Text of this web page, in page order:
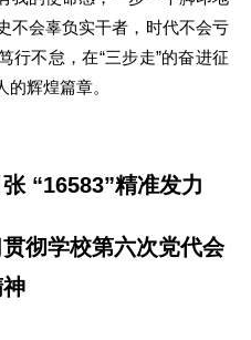
不会辜负实干者，时代不会亏
行不怠，在“三步走”的奋进征
辉煌篇章。
“16583”精准发力
彻学校第六次党代会